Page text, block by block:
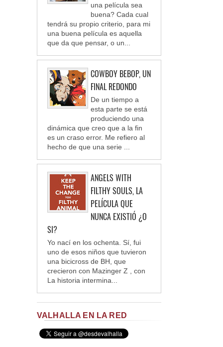
una película sea
buena? Cada cual
tendrá su propio criterio, para mi
una buena película es aquella
que da que pensar, o un...
COWBOY BEBOP, UN
FINAL REDONDO
De un tiempo a
esta parte se está
produciendo una
dinámica que creo que a la fin
es un craso error. Me refiero al
hecho de que una serie ...
ANGELS WITH
FILTHY SOULS, LA
PELÍCULA QUE
NUNCA EXISTIÓ ¿O
SI?
Yo nací en los ochenta. Sí, fui
uno de esos niños que tuvieron
una bicicross de BH, que
crecieron con Mazinger Z , con
La historia intermina...
VALHALLA EN LA RED